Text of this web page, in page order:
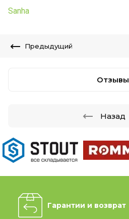
Sanha
Предыдущий
Отзывы
Назад
Гарантии и возврат